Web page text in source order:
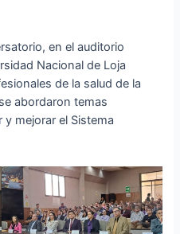
en el auditorio
Nacional de Loja
de la salud de la
abordaron temas
mejorar el Sistema